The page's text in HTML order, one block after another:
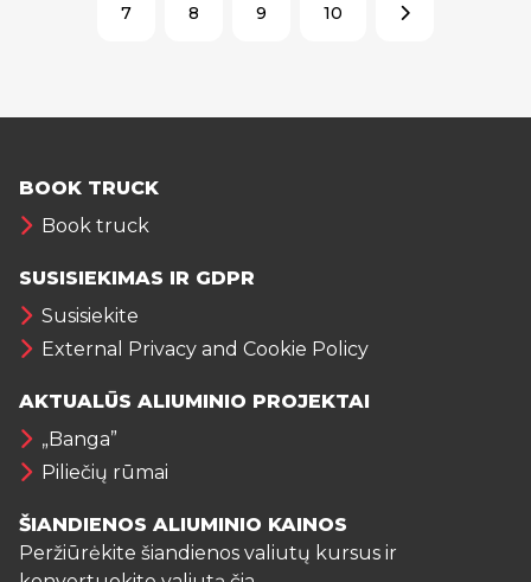
7 8 9 10
BOOK TRUCK
Book truck
SUSISIEKIMAS IR GDPR
Susisiekite
External Privacy and Cookie Policy
AKTUALŪS ALIUMINIO PROJEKTAI
„Banga”
Piliečių rūmai
ŠIANDIENOS ALIUMINIO KAINOS
Peržiūrėkite šiandienos valiutų kursus ir